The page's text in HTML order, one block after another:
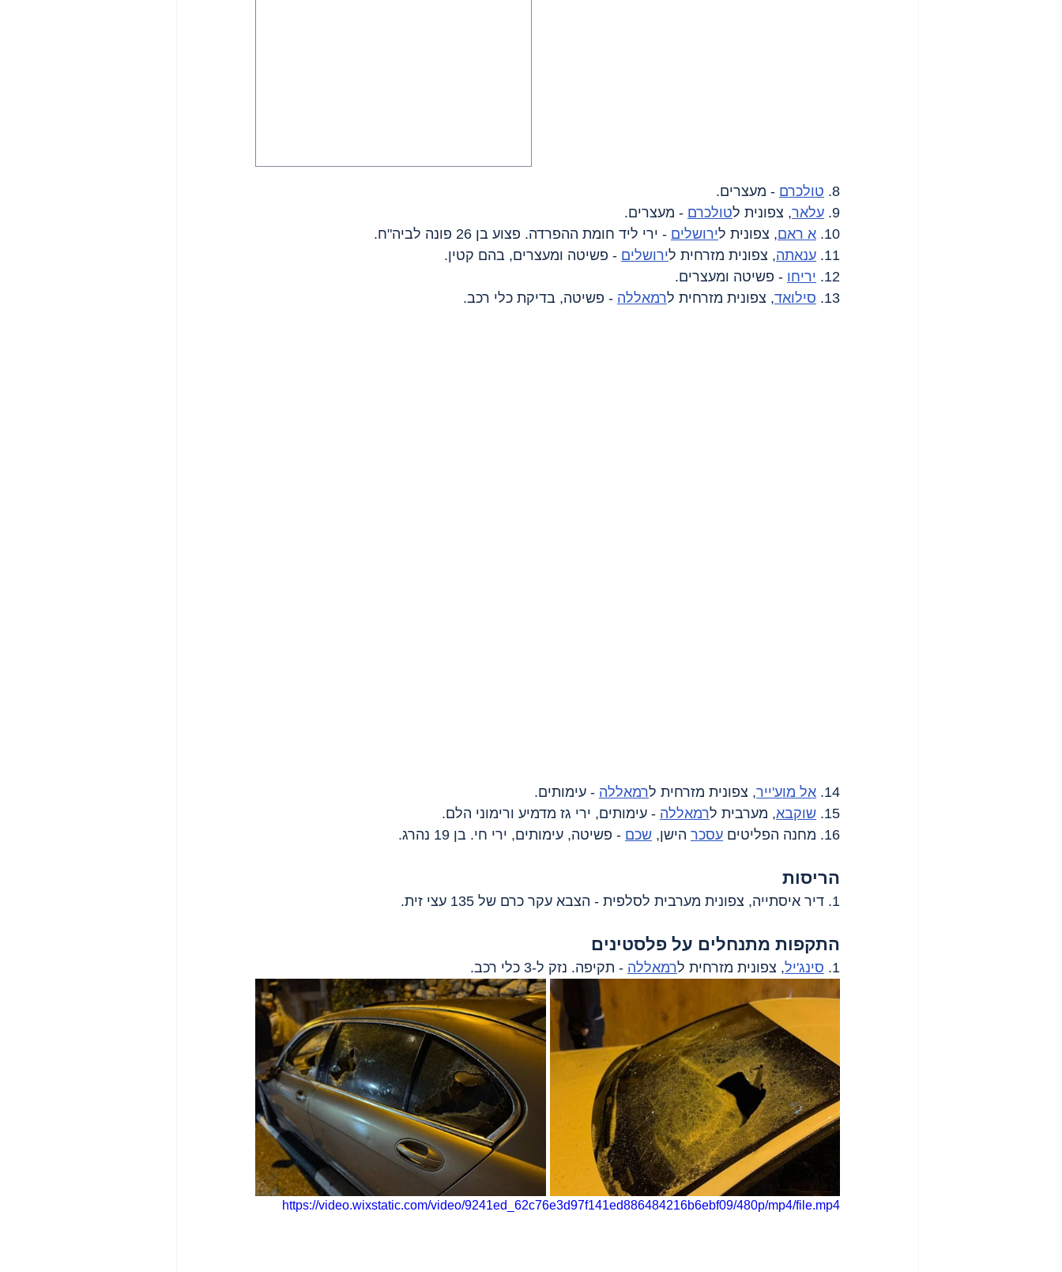
8. טולכרם - מעצרים.
9. עלאר, צפונית לטולכרם - מעצרים.
10. א ראם, צפונית לירושלים - ירי ליד חומת ההפרדה. פצוע בן 26 פונה לביה"ח.
11. ענאתה, צפונית מזרחית לירושלים - פשיטה ומעצרים, בהם קטין.
12. יריחו - פשיטה ומעצרים.
13. סילואד, צפונית מזרחית לרמאללה - פשיטה, בדיקת כלי רכב.
14. אל מוע'ייר, צפונית מזרחית לרמאללה - עימותים.
15. שוקבא, מערבית לרמאללה - עימותים, ירי גז מדמיע ורימוני הלם.
16. מחנה הפליטים
עסכר הישן, שכם - פשיטה, עימותים, ירי חי. בן 19 נהרג.
הריסות
1. דיר איסתייה, צפונית מערבית לסלפית - הצבא עקר כרם של 135 עצי זית.
התקפות מתנחלים על פלסטינים
1. סינג'יל, צפונית מזרחית לרמאללה - תקיפה. נזק ל-3 כלי רכב.
https://video.wixstatic.com/video/9241ed_62c76e3d97f141ed886484216b6ebf09/480p/mp4/file.mp4